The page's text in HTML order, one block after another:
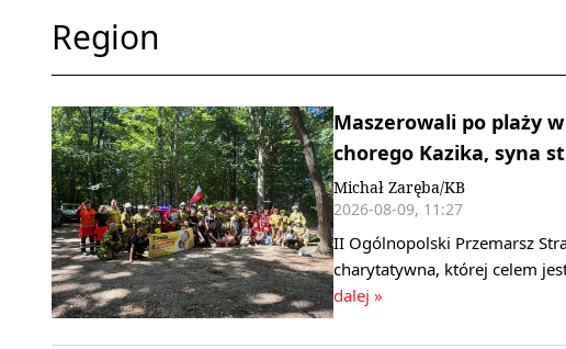
Region
Maszerowali po plaży
chorego Kazika, syna
Michał Zaręba/KB
2026-08-09, 11:27
II Ogólnopolski Przemarsz
charytatywna, której celem
dalej »